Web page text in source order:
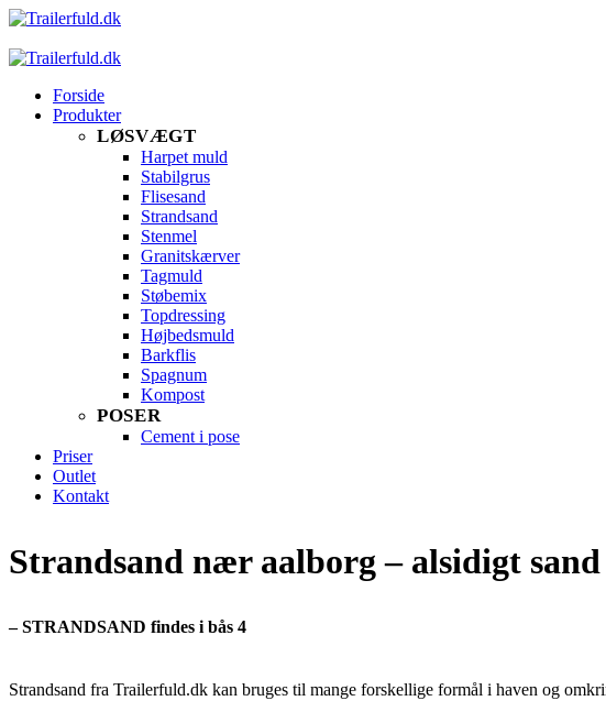
Forside
Produkter
LØSVÆGT
Harpet muld
Stabilgrus
Flisesand
Strandsand
Stenmel
Granitskærver
Tagmuld
Støbemix
Topdressing
Højbedsmuld
Barkflis
Spagnum
Kompost
POSER
Cement i pose
Priser
Outlet
Kontakt
Strandsand nær aalborg – alsidigt
– STRANDSAND findes i bås 4
Strandsand fra Trailerfuld.dk kan bruges til mange forskellige formål i haven og